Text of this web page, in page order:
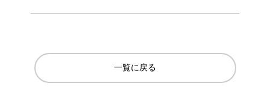
一覧に戻る